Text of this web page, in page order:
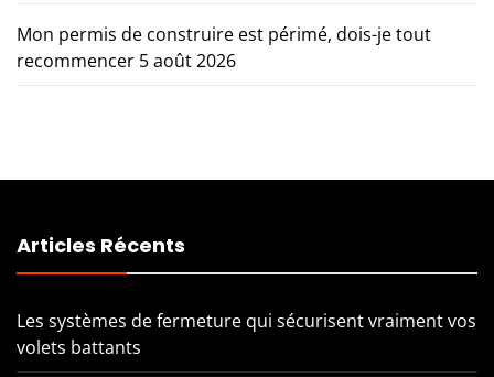
Mon permis de construire est périmé, dois-je tout
recommencer 5 août 2026
Articles Récents
Les systèmes de fermeture qui sécurisent vraiment vos
volets battants